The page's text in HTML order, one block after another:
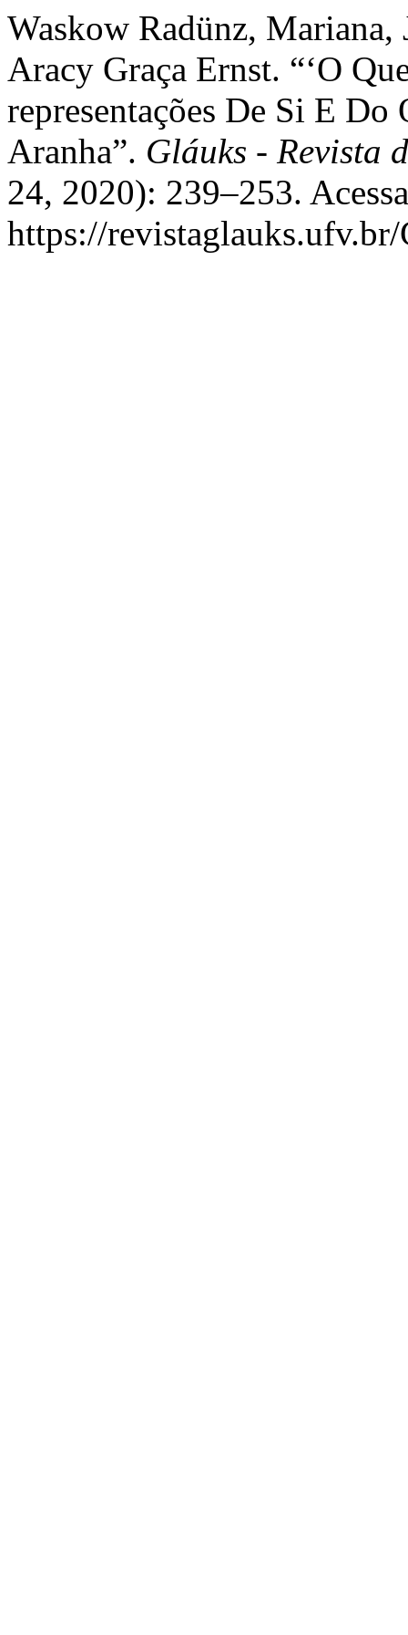
Waskow Radünz, Mariana,
Aracy Graça Ernst. “‘O
representações De Si E
Aranha”. Gláuks - Revista
24, 2020): 239–253.
https://